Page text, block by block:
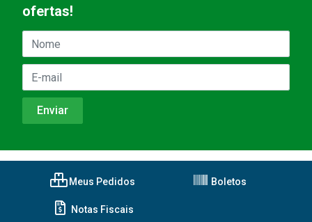
ofertas!
Meus Pedidos Boletos
Notas Fiscais